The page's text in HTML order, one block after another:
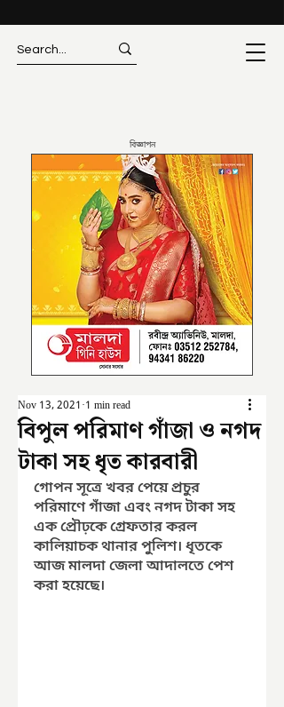
বিজ্ঞাপন
বিপুল পরিমাণ গাঁজা ও নগদ
টাকা সহ ধৃত কারবারী
Nov 13, 2021 1 min read
গোপন সূত্রে খবর পেয়ে প্রচুর
পরিমাণে গাঁজা এবং নগদ টাকা সহ
এক প্রৌঢ়কে গ্রেফতার করল
কালিয়াচক থানার পুলিশ। ধৃতকে
আজ মালদা জেলা আদালতে পেশ
করা হয়েছে।